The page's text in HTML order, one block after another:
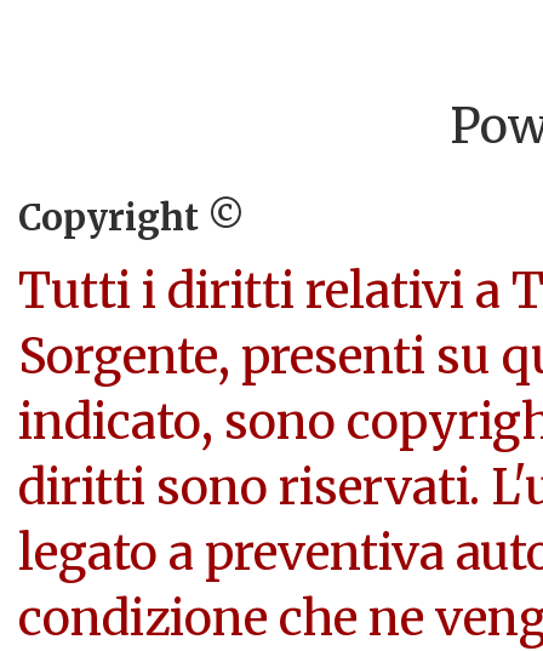
Copyright ©
Tutti i diritti relativi a
Sorgente, presenti su
indicato, sono
diritti sono riservati.
legato a preventiva
condizione che ne